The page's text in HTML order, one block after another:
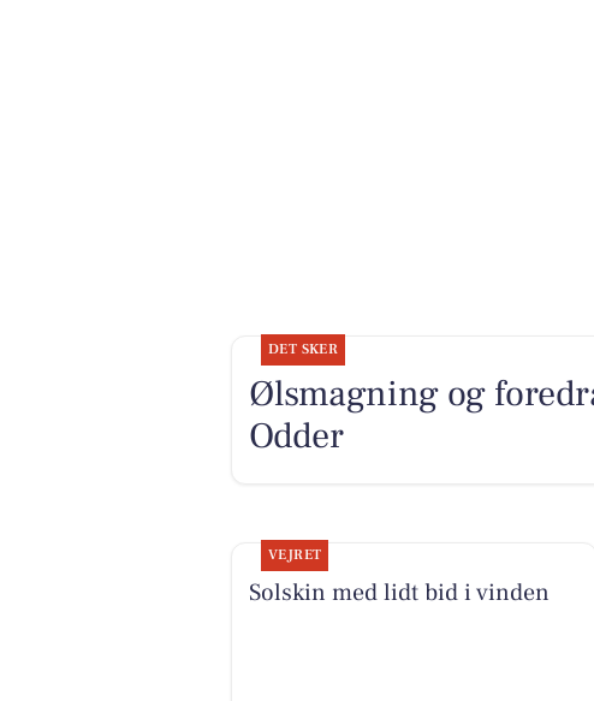
DET SKER
Ølsmagning og
Odder
VEJRET
Solskin med lidt bid i vinden